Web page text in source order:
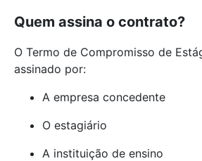
Quem assina o contrato?
O Termo de Compromisso de
assinado por:
A empresa concedente
O estagiário
A instituição de ensino